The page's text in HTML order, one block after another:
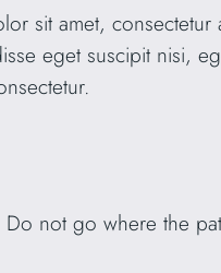
sit amet,
eget suscipit nisi,
Do not go where the